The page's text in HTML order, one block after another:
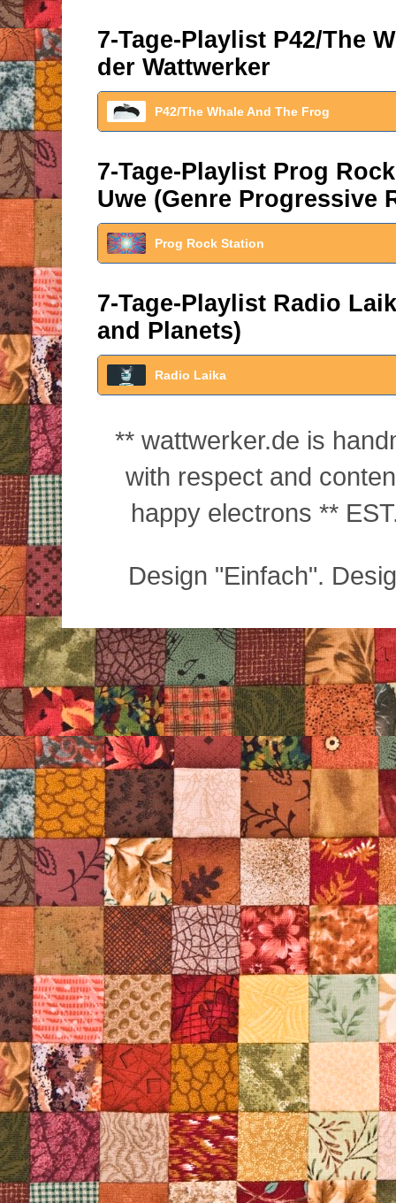
7-Tage-Playlist P42/The
der Wattwerker
P42/The Whale And The Frog
7-Tage-Playlist Prog
Uwe (Genre Progressive
Prog Rock Station
7-Tage-Playlist Radio
and Planets)
Radio Laika
** wattwerker.de is
with respect and
happy electrons **
Design "Einfach".